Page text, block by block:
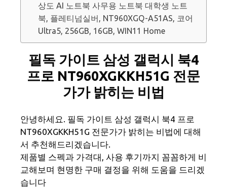
상도 AI 노트북 사무용 노트북 대학생 노트
북, 플레티넘실버, NT960XGQ-A51AS, 코어
Ultra5, 256GB, 16GB, WIN11 Home
필독 가이트 삼성 갤럭시 북4
프로 NT960XGKKH51G 전문
가가 밝히는 비법
안녕하세요. 필독 가이트 삼성 갤럭시 북4 프로
NT960XGKKH51G 전문가가 밝히는 비법에 대해
서 추천해드리겠습니다.
제품별 스펙과 가격대, 사용 후기까지 꼼꼼하게 비
교해보며 현명한 구매 결정을 위해 도움을 드리겠
습니다